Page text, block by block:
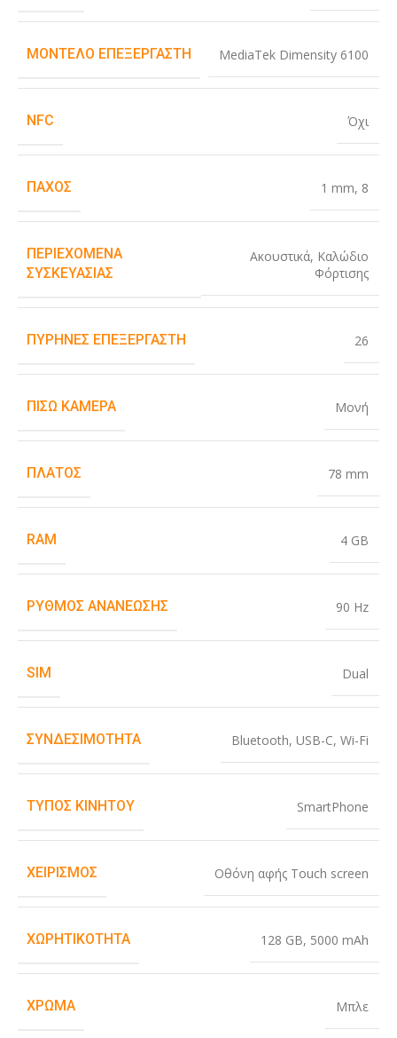
ΜΟΝΤΈΛΟ ΕΠΕΞΕΡΓΑΣΤΉ MediaTek Dimensity 6100
NFC Όχι
ΠΆΧΟΣ 1 mm, 8
ΠΕΡΙΕΧΌΜΕΝΑ
ΣΥΣΚΕΥΑΣΊΑΣ
Ακουστικά, Καλώδιο
Φόρτισης
ΠΥΡΉΝΕΣ ΕΠΕΞΕΡΓΑΣΤΉ 26
ΠΊΣΩ ΚΆΜΕΡΑ Μονή
ΠΛΆΤΟΣ 78 mm
RAM 4 GB
ΡΥΘΜΌΣ ΑΝΑΝΈΩΣΗΣ 90 Hz
SIM Dual
ΣΥΝΔΕΣΙΜΌΤΗΤΑ Bluetooth, USB-C, Wi-Fi
ΤΎΠΟΣ ΚΙΝΗΤΟΎ SmartPhone
ΧΕΙΡΙΣΜΌΣ Οθόνη αφής Touch screen
ΧΩΡΗΤΙΚΌΤΗΤΑ 128 GB, 5000 mAh
ΧΡΏΜΑ Μπλε